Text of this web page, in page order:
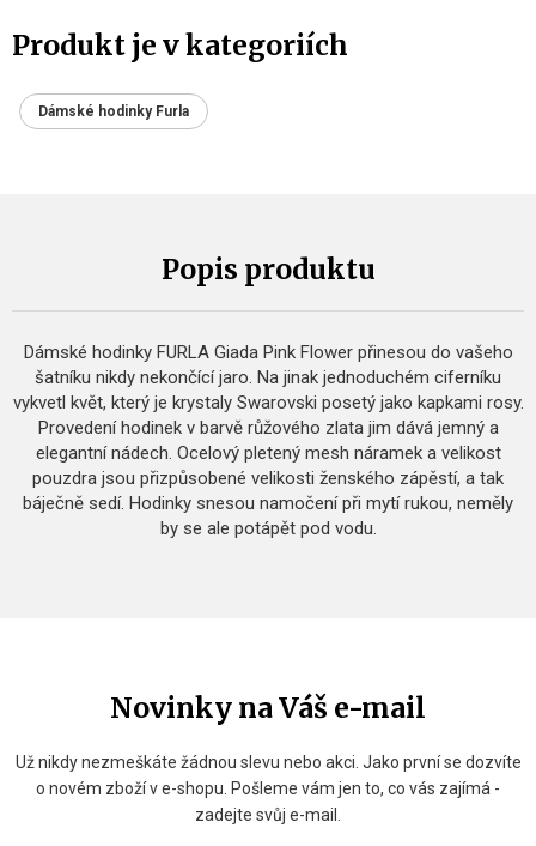
Produkt je v kategoriích
Dámské hodinky Furla
Popis produktu
Dámské hodinky FURLA Giada Pink Flower přinesou do vašeho
šatníku nikdy nekončící jaro. Na jinak jednoduchém ciferníku
vykvetl květ, který je krystaly Swarovski posetý jako kapkami rosy.
Provedení hodinek v barvě růžového zlata jim dává jemný a
elegantní nádech. Ocelový pletený mesh náramek a velikost
pouzdra jsou přizpůsobené velikosti ženského zápěstí, a tak
báječně sedí. Hodinky snesou namočení při mytí rukou, neměly
by se ale potápět pod vodu.
Novinky na Váš e-mail
Už nikdy nezmeškáte žádnou slevu nebo akci. Jako první se dozvíte
o novém zboží v e-shopu. Pošleme vám jen to, co vás zajímá -
zadejte svůj e-mail.